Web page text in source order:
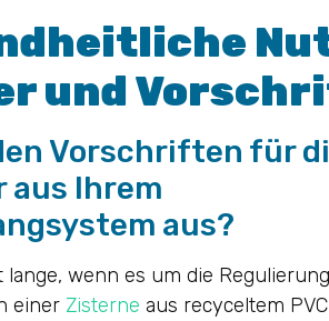
und
Vorschriften für
aus Ihrem
aus?
lange, wenn es um die
einer Zisterne aus recyceltem